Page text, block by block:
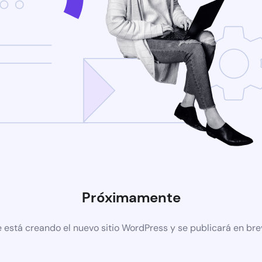
Próximamente
está creando el nuevo sitio WordPress y se publicará en